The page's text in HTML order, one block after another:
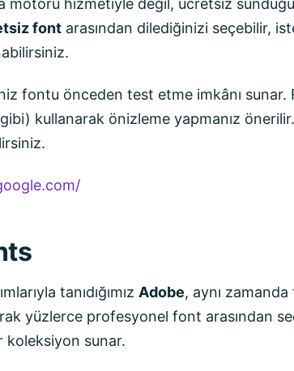
motoru hizmetiyle değil, ücretsiz
font arasından dilediğinizi seçebilir,
fontu önceden test etme imkânı
kullanarak önizleme yapmanız
tanıdığımız Adobe, aynı
yüzlerce profesyonel font arasından
koleksiyon sunar.